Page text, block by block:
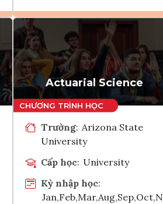
Ghi danh
Tham vấn Interlink
Actuarial Science
Trường: Arizona State
University
Cấp học: University
Kỳ nhập học:
Jan,Feb,Mar,Aug,Sep,Oct,N